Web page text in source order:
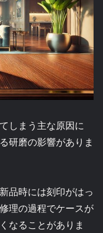
しまう主な原因に
研磨の影響がありま
品時には刻印がはっ
理の過程でケースが
なることがありま